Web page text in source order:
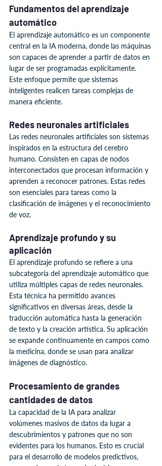
Fundamentos del aprendizaje
automático
El aprendizaje automático es un componente
central en la IA moderna, donde las máquinas
son capaces de aprender a partir de datos en
lugar de ser programadas explícitamente.
Este enfoque permite que sistemas
inteligentes realicen tareas complejas de
manera eficiente.
Redes neuronales artificiales
Las redes neuronales artificiales son sistemas
inspirados en la estructura del cerebro
humano. Consisten en capas de nodos
interconectados que procesan información y
aprenden a reconocer patrones. Estas redes
son esenciales para tareas como la
clasificación de imágenes y el reconocimiento
de voz.
Aprendizaje profundo y su
aplicación
El aprendizaje profundo se refiere a una
subcategoría del aprendizaje automático que
utiliza múltiples capas de redes neuronales.
Esta técnica ha permitido avances
significativos en diversas áreas, desde la
traducción automática hasta la generación
de texto y la creación artística. Su aplicación
se expande continuamente en campos como
la medicina, donde se usan para analizar
imágenes de diagnóstico.
Procesamiento de grandes
cantidades de datos
La capacidad de la IA para analizar
volúmenes masivos de datos da lugar a
descubrimientos y patrones que no son
evidentes para los humanos. Esto es crucial
para el desarrollo de modelos predictivos,